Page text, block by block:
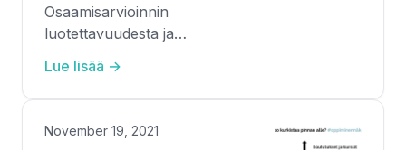
Osaamisarvioinnin
luotettavuudesta ja
Lue lisää →
November 19, 2021